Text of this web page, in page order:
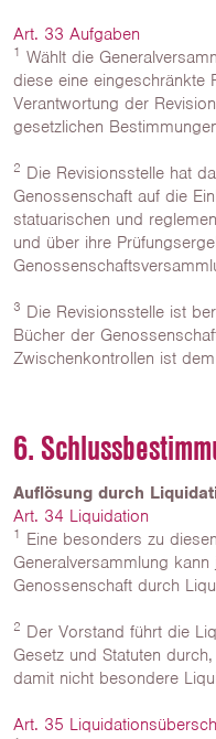
Art. 33 Aufgaben
1 Wählt die
diese eine eingeschränkte
Verantwortung der
gesetzlichen
2 Die Revisionsstelle hat
Genossenschaft auf die
statuarischen und
und über ihre
3 Die Revisionsstelle ist
Bücher der
Zwischenkontrollen ist
6.
Auflösung durch
Art. 34 Liquidation
1 Eine besonders zu
Generalversammlung
Genossenschaft durch
2 Der Vorstand führt die
Gesetz und Statuten
damit nicht besondere
Art. 35